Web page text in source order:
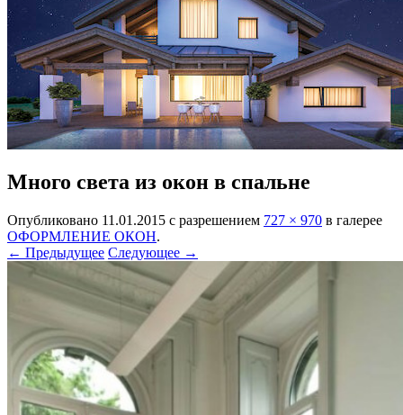
Много света из окон в спальне
Опубликовано 11.01.2015 с разрешением 727 × 970 в галерее
ОФОРМЛЕНИЕ ОКОН.
← Предыдущее Следующее →